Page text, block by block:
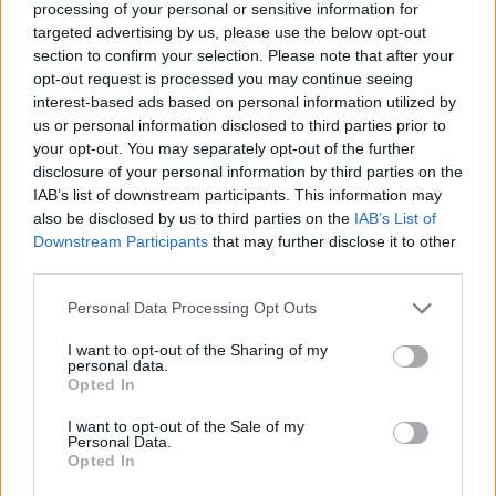
processing of your personal or sensitive information for
targeted advertising by us, please use the below opt-out
section to confirm your selection. Please note that after your
opt-out request is processed you may continue seeing
interest-based ads based on personal information utilized by
us or personal information disclosed to third parties prior to
your opt-out. You may separately opt-out of the further
disclosure of your personal information by third parties on the
IAB’s list of downstream participants. This information may
also be disclosed by us to third parties on the IAB’s List of
Downstream Participants that may further disclose it to other
Personal Data Processing Opt Outs
I want to opt-out of the Sharing of my
personal data.
Opted In
I want to opt-out of the Sale of my
Personal Data.
Opted In
χρησιμεύουν για να παρέχουν δροσερή σκιά για τα
γύρω φυτά και τους επισκέπτες. Περιλαμβάνει
επίσης μια τεράστια δομή "Cloud Mountain" και
"Cloud Garden" - τον εσωτερικό κήπο που
αναπαράγει το δροσερό, υγρό κλίμα που
προσφέρουν τα περισσότερα τροπικά βουνά.
Διαφημίζεται ως το νούμερο 1 τουριστικό
αξιοθέατο στο Tripadvisor της Σιγκαπούρης, είναι
μέρος των 20 κορυφαίων θέσεων του Facebook στον
κόσμο, και περιέχει περισσότερα από 1.000.000
φυτά για να απολαύσετε.